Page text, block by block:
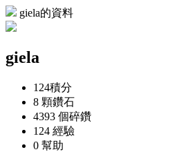
giela的資料
giela
124積分
8 顆鑽石
4393 個碎鑽
124 經驗
0 幫助